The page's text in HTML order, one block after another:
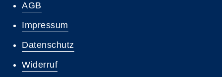
AGB
Impressum
Datenschutz
Widerruf